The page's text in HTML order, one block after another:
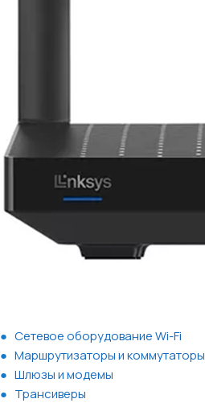
Сетевое оборудование Wi-Fi
Маршрутизаторы и коммутаторы
Шлюзы и модемы
Трансиверы